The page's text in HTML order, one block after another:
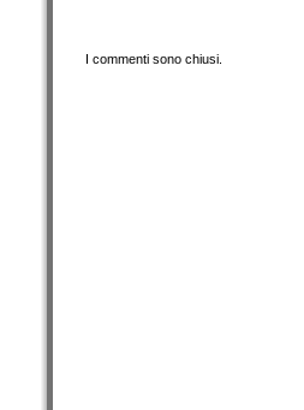
I commenti sono chiusi.